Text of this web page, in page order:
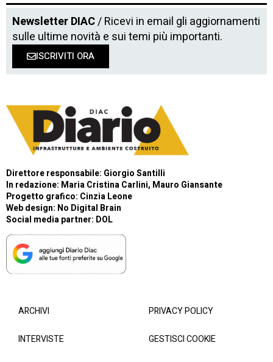
Newsletter DIAC/ Ricevi in email gli aggiornamenti
sulle ultime novità e sui temi più importanti.
ISCRIVITI ORA
Direttore responsabile: Giorgio Santilli
In redazione: Maria Cristina Carlini, Mauro Giansante
Progetto grafico: Cinzia Leone
Web design: No Digital Brain
Social media partner: DOL
ARCHIVI
INTERVISTE
PRIVACY POLICY
GESTISCI COOKIE